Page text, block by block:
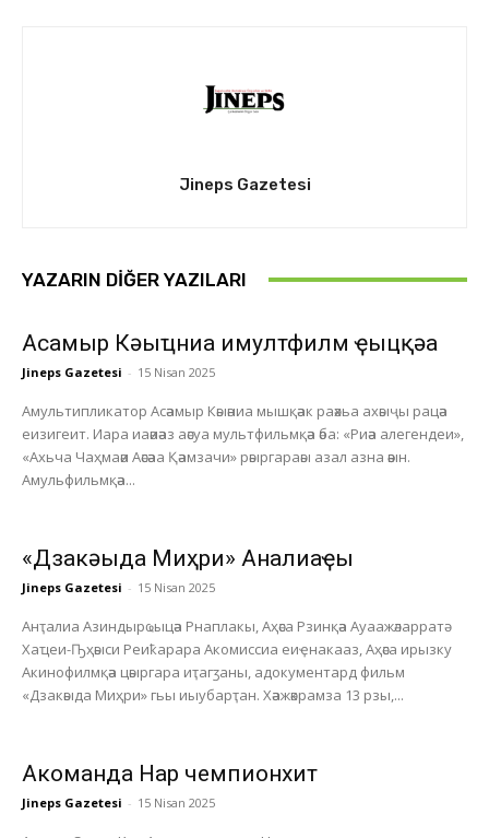
Jineps Gazetesi
YAZARIN DIĞER YAZILARI
Асҭамыр Кәыҵниа имултфилм ҿыцқәа
Jineps Gazetesi - 15 Nisan 2025
Амультипликатор Асәамыр Кәыәниа мышқәак раәхьа ахәыҷы рацәа
еизигеит. Иара иаәиәаз аәсуа мультфильмқәа әба: «Риәа алегендеи»,
«Ахьча Чаҳмаәи Аәсәаа Қәамзачи» рәыргараәы азал азна әәын.
Амульфильмқәа...
«Дзакәыда Миҳри» Анҭалиаҿы
Jineps Gazetesi - 15 Nisan 2025
Анҭалиа Азиндырҩыцәа Рнаплакы, Аҳәса Рзинқәа Ауаажәларратә
Хаҵеи-Ҧҳәыси Реиҟарара Акомиссиа еиҿнакааз, Аҳәса ирызку
Акинофилмқәа цәыргара иҭагӡаны, адокументард фильм
«Дзакәыда Миҳри» гьы иыубарҭан. Хәажәкрамза 13 рзы,...
Акоманда Нарҭ чемпионхит
Jineps Gazetesi - 15 Nisan 2025